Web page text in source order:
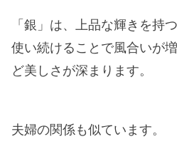
「銀」は、上品な輝きを持つ
使い続けることで風合いが
ど美しさが深まります。
夫婦の関係も似ています。